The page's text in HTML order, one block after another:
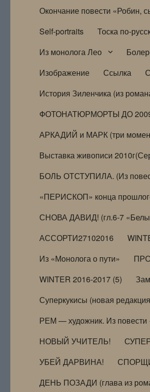
Окончание повести «Робин,
Self-portraits
Тоска по-
Из монолога Лео
Изображение
Ссылка
История Зиленчика (из
ФОТОНАТЮРМОРТЫ ДО
АРКАДИЙ и МАРК (три
Выставка живописи
БОЛЬ ОТСТУПИЛА. (Из
«ПЕРИСКОП» конца
СНОВА ДАВИД! (гл.6-7
АССОРТИ27102016
Из «Монолога о пути»
WINTER 2016-2017 (5)
Суперкукисы (новая
РЕМ — художник. Из
НОВЫЙ УЧИТЕЛЬ!
УБЕЙ ДАРВИНА!
ДЕНЬ ПОЗАДИ (глава из